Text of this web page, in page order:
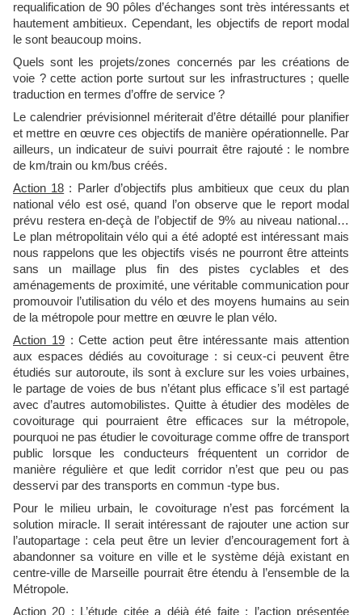
requalification de 90 pôles d’échanges sont très intéressants et
hautement ambitieux. Cependant, les objectifs de report modal
le sont beaucoup moins.
Quels sont les projets/zones concernés par les créations de
voie ? cette action porte surtout sur les infrastructures ; quelle
traduction en termes d’offre de service ?
Le calendrier prévisionnel mériterait d’être détaillé pour planifier
et mettre en œuvre ces objectifs de manière opérationnelle. Par
ailleurs, un indicateur de suivi pourrait être rajouté : le nombre
de km/train ou km/bus créés.
Action 18 : Parler d’objectifs plus ambitieux que ceux du plan
national vélo est osé, quand l’on observe que le report modal
prévu restera en-deçà de l’objectif de 9% au niveau national…
Le plan métropolitain vélo qui a été adopté est intéressant mais
nous rappelons que les objectifs visés ne pourront être atteints
sans un maillage plus fin des pistes cyclables et des
aménagements de proximité, une véritable communication pour
promouvoir l’utilisation du vélo et des moyens humains au sein
de la métropole pour mettre en œuvre le plan vélo.
Action 19: Cette action peut être intéressante mais attention
aux espaces dédiés au covoiturage : si ceux-ci peuvent être
étudiés sur autoroute, ils sont à exclure sur les voies urbaines,
le partage de voies de bus n’étant plus efficace s’il est partagé
avec d’autres automobilistes. Quitte à étudier des modèles de
covoiturage qui pourraient être efficaces sur la métropole,
pourquoi ne pas étudier le covoiturage comme offre de transport
public lorsque les conducteurs fréquentent un corridor de
manière régulière et que ledit corridor n’est que peu ou pas
desservi par des transports en commun -type bus.
Pour le milieu urbain, le covoiturage n’est pas forcément la
solution miracle. Il serait intéressant de rajouter une action sur
l’autopartage : cela peut être un levier d’encouragement fort à
abandonner sa voiture en ville et le système déjà existant en
centre-ville de Marseille pourrait être étendu à l’ensemble de la
Métropole.
Action 20 : L’étude citée a déjà été faite ; l’action présentée